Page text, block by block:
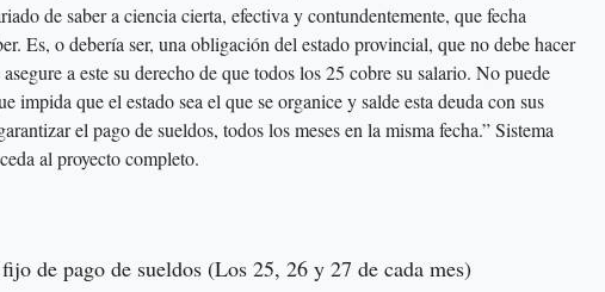
de saber a ciencia cierta, efectiva y contundentemente, que fecha
Es, o debería ser, una obligación del estado provincial, que no debe hacer
a este su derecho de que todos los 25 cobre su salario. No puede
impida que el estado sea el que se organice y salde esta deuda con sus
el pago de sueldos, todos los meses en la misma fecha.” Sistema
al proyecto completo.
de pago de sueldos (Los 25, 26 y 27 de cada mes)